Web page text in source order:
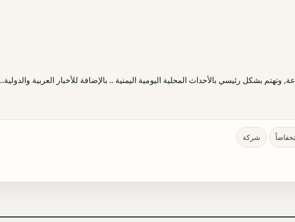
وتهتم بشكل رئيسي بالأحداث المحلية اليومية اليمنية .. بالإضافة للأخبار العربية والدولية..
شركة